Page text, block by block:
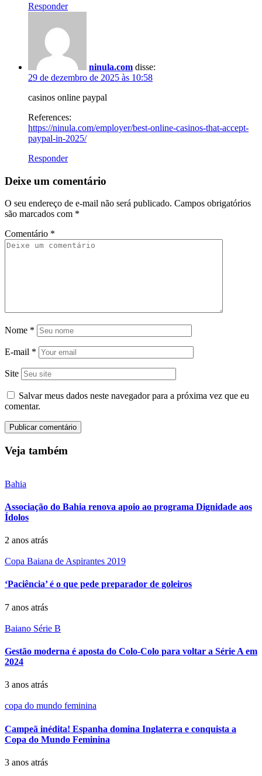
Responder
ninula.com disse:
29 de dezembro de 2025 às 10:58
casinos online paypal
References:
https://ninula.com/employer/best-online-casinos-that-accept-
paypal-in-2025/
Responder
Deixe um comentário
O seu endereço de e-mail não será publicado. Campos obrigatórios
são marcados com *
Comentário *
Nome *
E-mail *
Site
Salvar meus dados neste navegador para a próxima vez que eu
comentar.
Veja também
Bahia
Associação do Bahia renova apoio ao programa Dignidade aos
Ídolos
2 anos atrás
Copa Baiana de Aspirantes 2019
‘Paciência’ é o que pede preparador de goleiros
7 anos atrás
Baiano Série B
Gestão moderna é aposta do Colo-Colo para voltar a Série A em
2024
3 anos atrás
copa do mundo feminina
Campeã inédita! Espanha domina Inglaterra e conquista a
Copa do Mundo Feminina
3 anos atrás